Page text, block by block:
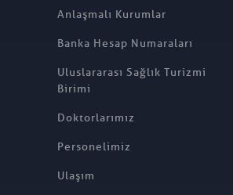
Anlaşmalı Kurumlar
Banka Hesap Numaraları
Uluslararası Sağlık Turizmi
Birimi
Doktorlarımız
Personelimiz
Ulaşım